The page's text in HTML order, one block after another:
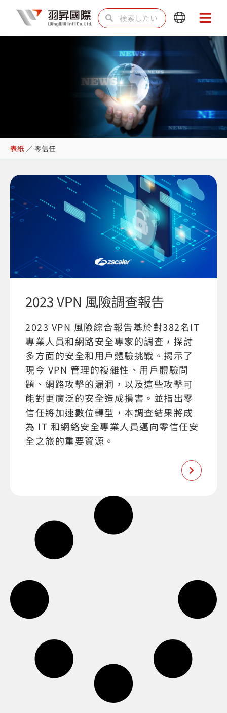
を
検
索 索
Main
Menu
Main
Menu
零信任
表紙 ／ 零信任
2023 VPN 風險調查報告
2023 VPN 風險綜合報告基於對382名IT
專業人員和網路安全專家的調查，探討
多方面的安全和用戶體驗挑戰。揭示了
現今 VPN 管理的複雜性、用戶體驗問
題、網路攻擊的漏洞，以及這些攻擊可
能對更廣泛的安全造成損害。並指出零
信任將加速數位轉型，本調查結果將成
為 IT 和網絡安全專業人員邁向零信任安
全之旅的重要資源。